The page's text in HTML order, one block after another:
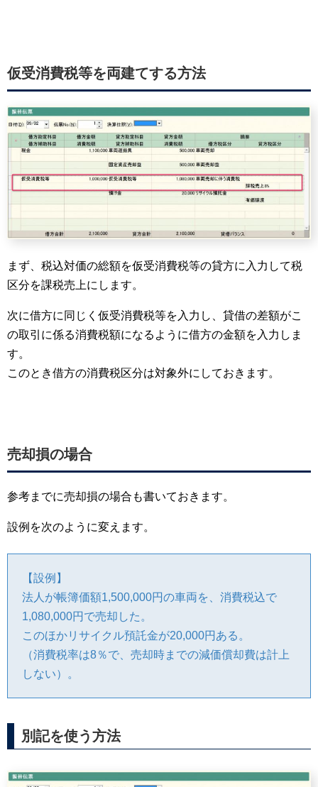
仮受消費税等を両建てする方法
まず、税込対価の総額を仮受消費税等の貸方に入力して税
区分を課税売上にします。
次に借方に同じく仮受消費税等を入力し、貸借の差額がこ
の取引に係る消費税額になるように借方の金額を入力しま
す。
このとき借方の消費税区分は対象外にしておきます。
売却損の場合
参考までに売却損の場合も書いておきます。
設例を次のように変えます。
【設例】
法人が帳簿価額1,500,000円の車両を、消費税込で
1,080,000円で売却した。
このほかリサイクル預託金が20,000円ある。
（消費税率は8％で、売却時までの減価償却費は計上
しない）。
別記を使う方法